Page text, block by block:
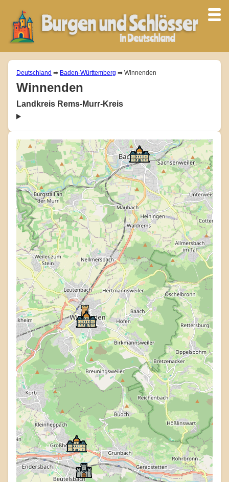
Deutschland ➡ Baden-Württemberg ➡ Winnenden
Winnenden
Landkreis Rems-Murr-Kreis